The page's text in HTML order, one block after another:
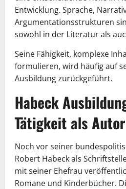
Entwicklung. Sprache,
Argumentationsstrukturen
sowohl in der Literatur als
Seine Fähigkeit, komplexe
formulieren, wird häufig auf
Ausbildung zurückgeführt.
Habeck
Tätigkeit als Autor
Noch vor seiner
Robert Habeck als
mit seiner Ehefrau
Romane und Kinderbücher.